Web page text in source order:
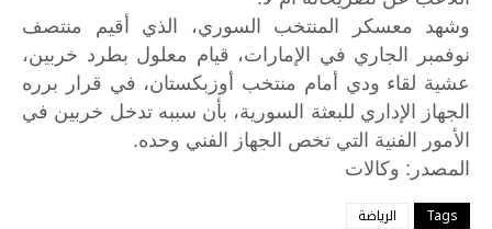
وشهد معسكر المنتخب السوري، الذي أقيم منتصف
نوفمبر الجاري في الإمارات، قيام معلول بطرد خربين،
عشية لقاء ودي أمام منتخب أوزبكستان، في قرار برره
الجهاز الإداري للبعثة السورية، بأن سببه تدخل خربين في
الأمور الفنية التي تخص الجهاز الفني وحده.
المصدر : وكالات
Tags الرياضة